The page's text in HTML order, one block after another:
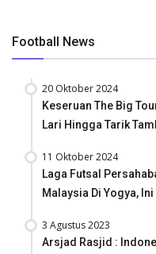
Football News
20 Oktober 2024
Keseruan The Big
Lari Hingga Tarik
11 Oktober 2024
Laga Futsal
Malaysia Di Yogya,
3 Agustus 2023
Arsjad Rasjid :